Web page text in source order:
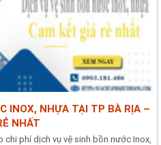
INOX, NHỰA TẠI TP BÀ RỊA –
NHẤT
phí dịch vụ vệ sinh bồn nước Inox,